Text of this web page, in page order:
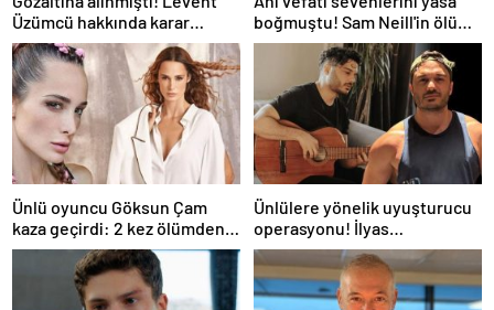
Üzümcü hakkında karar
verildi
boğmuştu! Sam Neill'in ölüm
nedeni belli oldu
Ünlü oyuncu Göksun Çam
kaza geçirdi: 2 kez ölümden
döndüm
Ünlülere yönelik uyuşturucu
operasyonu! İlyas
Yalçıntaş'tan ilk açıklama